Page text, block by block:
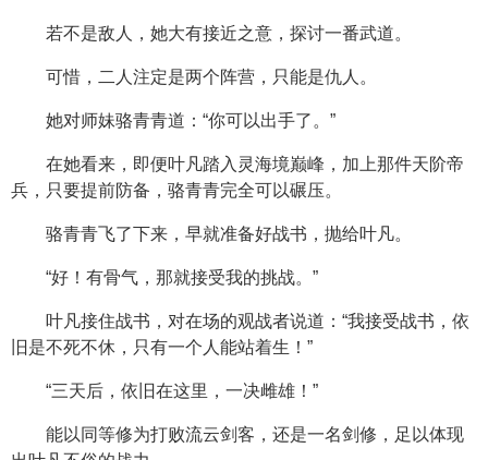
若不是敌人，她大有接近之意，探讨一番武道。
可惜，二人注定是两个阵营，只能是仇人。
她对师妹骆青青道：“你可以出手了。”
在她看来，即便叶凡踏入灵海境巅峰，加上那件天阶帝
兵，只要提前防备，骆青青完全可以碾压。
骆青青飞了下来，早就准备好战书，抛给叶凡。
“好！有骨气，那就接受我的挑战。”
叶凡接住战书，对在场的观战者说道：“我接受战书，依
旧是不死不休，只有一个人能站着生！”
“三天后，依旧在这里，一决雌雄！”
能以同等修为打败流云剑客，还是一名剑修，足以体现